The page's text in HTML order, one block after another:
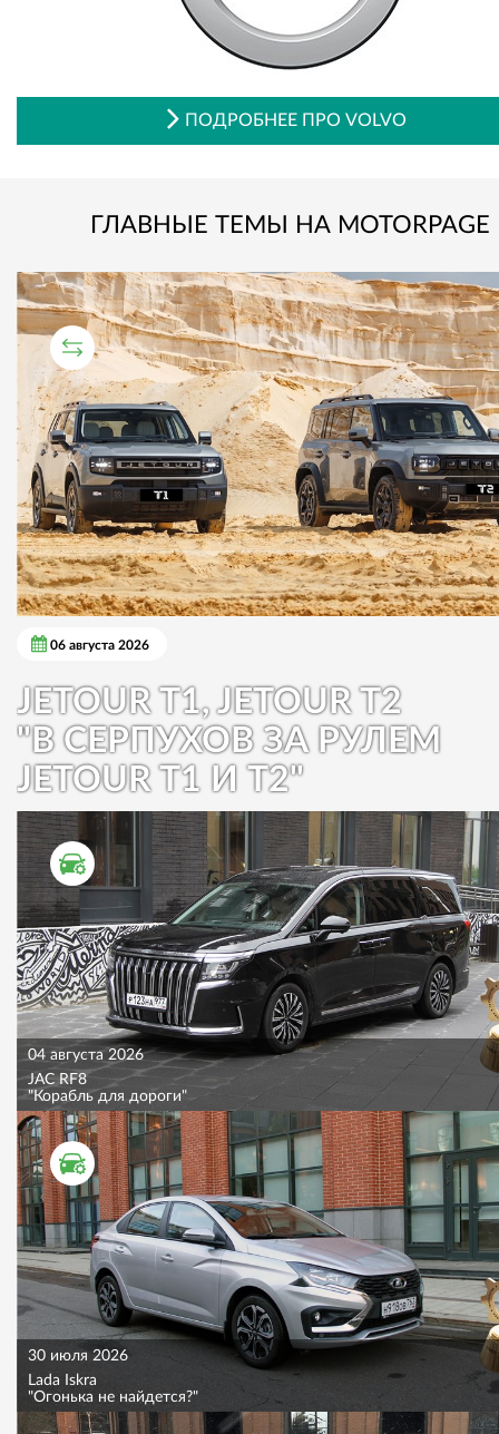
ПОДРОБНЕЕ ПРО VOLVO
ГЛАВНЫЕ ТЕМЫ НА MOTORPAGE
СРАВНИТЕЛЬНЫЙ ТЕСТ
06 августа 2026
JETOUR T1, JETOUR T2
"В СЕРПУХОВ ЗА РУЛЕМ
JETOUR T1 И T2"
ТЕСТ ДРАЙВ
04 августа 2026
JAC RF8
"Корабль для дороги"
ТЕСТ ДРАЙВ
30 июля 2026
Lada Iskra
"Огонька не найдется?"